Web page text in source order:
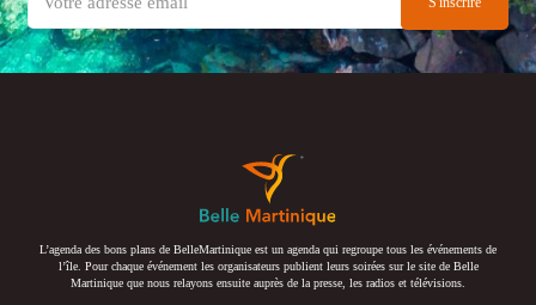
L’agenda des bons plans de BelleMartinique est un agenda qui regroupe tous les événements de
l’île. Pour chaque événement les organisateurs publient leurs soirées sur le site de Belle
Martinique que nous relayons ensuite auprès de la presse, les radios et télévisions.